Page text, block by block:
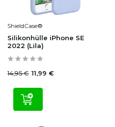
ShieldCase®
Silikonhülle iPhone SE
2022 (Lila)
14,95 € 11,99 €